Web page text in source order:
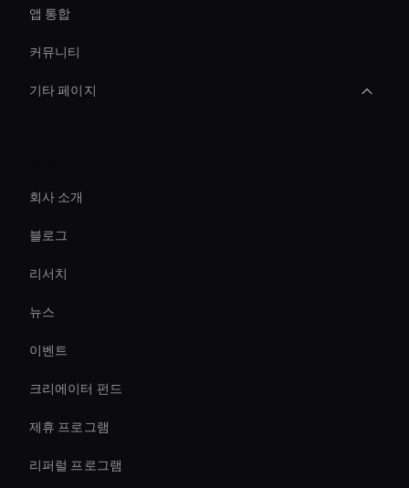
앱 통합
커뮤니티
기타 페이지
Video Conferencing Ai
Virtual Spokesperson For Branding
3d Holographic Avatar
Ai Avatar Live Chat
AI 비디오 썸네일 생성기
AI 비디오 밈 생성기
회사 소개
블로그
리서치
뉴스
이벤트
크리에이터 펀드
제휴 프로그램
리퍼럴 프로그램